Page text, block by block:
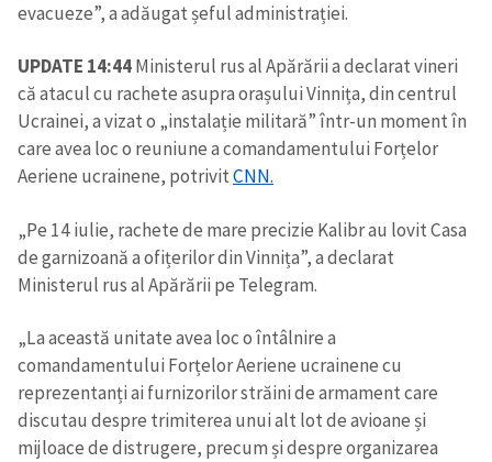
evacueze”, a adăugat șeful administrației.
UPDATE 14:44Ministerul rus al Apărării a declarat vineri
că atacul cu rachete asupra orașului Vinnița, din centrul
Ucrainei, a vizat o „instalație militară” într-un moment în
care avea loc o reuniune a comandamentului Forțelor
Aeriene ucrainene, potrivitCNN.
„Pe 14 iulie, rachete de mare precizie Kalibr au lovit Casa
de garnizoană a ofițerilor din Vinnița”, a declarat
Ministerul rus al Apărării pe Telegram.
„La această unitate avea loc o întâlnire a
comandamentului Forțelor Aeriene ucrainene cu
reprezentanți ai furnizorilor străini de armament care
discutau despre trimiterea unui alt lot de avioane și
mijloace de distrugere, precum și despre organizarea